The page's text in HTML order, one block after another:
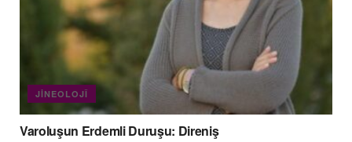
JINEOLOJÎ
Varoluşun Erdemli Duruşu: Direniş